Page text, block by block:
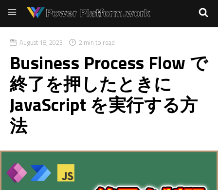
August 18, 2023 2 min to read
Business Process Flow で
終了を押したときに
JavaScript を実行する方
法